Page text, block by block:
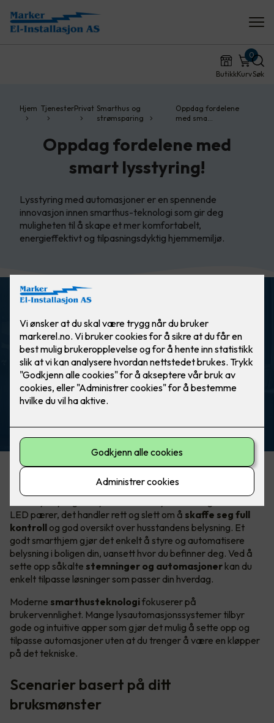
ButikkKurv
0
Søk
Hjem TjenesterPrivat Smarthus og
strømsparing
Oppdag fordelene
med sma…
Oppdag fordelene med
smart lysstyring!
Lysstyring med automasjoner er en spennende
innovasjon innen smarthus-teknologi som gir deg
muligheten til å skape et mer komfortabelt,
energieffektivt og tilpasningsdyktig hjemmemiljø.
ELKO Smart
Automatisk lys ved bevegelse. Helt
automagisk!
Hva er egentlig smart lysstyring?
LED pærer, det handler rett og slett om å skaffe seg full
kontroll og god oversikt over husstandens belysning. Et
godt smarthjem gjør det enkelt å styre og automatisere
belysning i boligen din, uansett hvor du befinner deg. Ved å
sette opp såkalte stemninger og automasjoner kan du
enkelt tilpasse løsninger som passer din hverdag.
Moderne smarthusteknologifokuserer på
brukervennlighet. Mange lysautomasjonssystemer tilbyr
gode og intuitive apper som gjør det mulig å sette opp og
tilpasse automasjoner uten at du trenger å være en kløpper
på det tekniske.
Scenarier basert på ditt
bruksmønster